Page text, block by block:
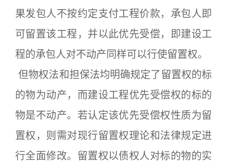
果发包人不按约定支付工程价款，承包人即
可留置该工程，并以此优先受偿，即建设工
程的承包人对不动产同样可以行使留置权。
但物权法和担保法均明确规定了留置权的标
的物为动产，而建设工程优先受偿权的标的
物是不动产。若认定该优先受偿权性质为留
置权，则需对现行留置权理论和法律规定进
行全面修改。留置权以债权人对标的物的实